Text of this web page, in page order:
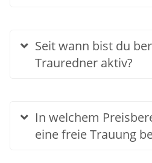
Seit wann bist du
Trauredner aktiv?
In welchem
eine freie Trauung